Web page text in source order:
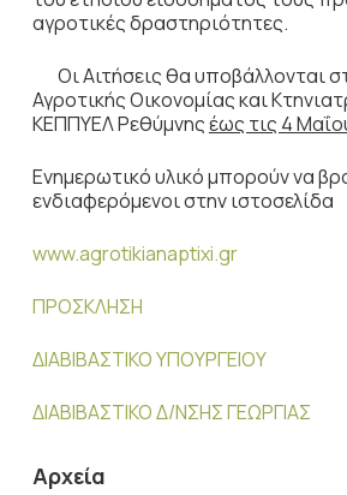
αγροτικές δραστηριότητες.
Οι Αιτήσεις θα υποβάλλονται
Αγροτικής Οικονομίας και
ΚΕΠΠΥΕΛ Ρεθύμνηςέως τις 4
Ενημερωτικό υλικό μπορούν να
ενδιαφερόμενοι στην ιστοσελίδα
www.agrotikianaptixi.gr
ΠΡΟΣΚΛΗΣΗ
ΔΙΑΒΙΒΑΣΤΙΚΟ ΥΠΟΥΡΓΕΙΟΥ
ΔΙΑΒΙΒΑΣΤΙΚΟ Δ/ΝΣΗΣ ΓΕΩΡΓΙΑΣ
Αρχεία